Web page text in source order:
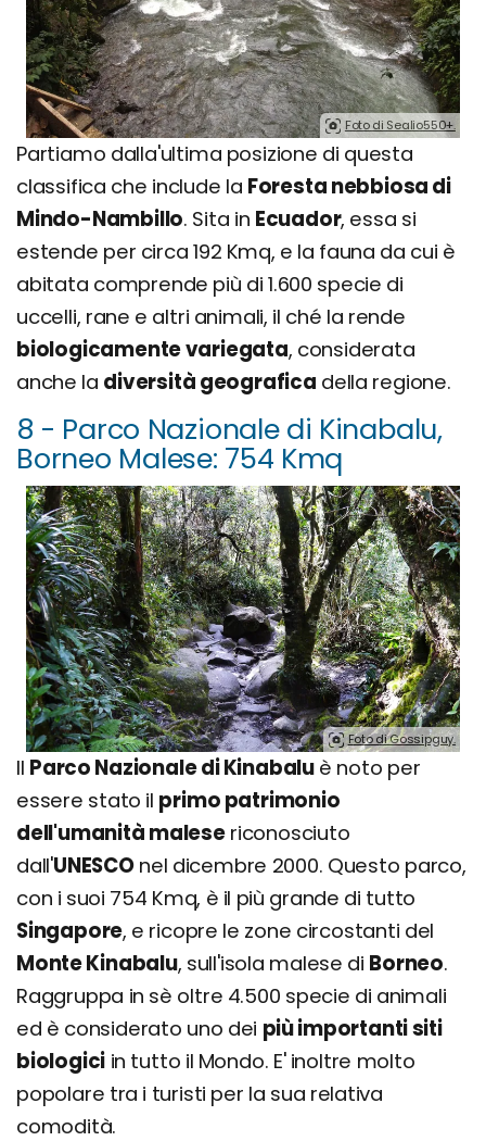
Foto di Sealio550+.
Partiamo dalla'ultima posizione di questa
classifica che include la Foresta nebbiosa di
Mindo-Nambillo. Sita in Ecuador, essa si
estende per circa 192 Kmq, e la fauna da cui è
abitata comprende più di 1.600 specie di
uccelli, rane e altri animali, il ché la rende
biologicamente variegata, considerata
anche la diversità geografica della regione.
8 - Parco Nazionale di Kinabalu,
Borneo Malese: 754 Kmq
Foto di Gossipguy.
Il Parco Nazionale di Kinabalu è noto per
essere stato il primo patrimonio
dell'umanità malesericonosciuto
dall'UNESCOnel dicembre 2000. Questo parco,
con i suoi 754 Kmq, è il più grande di tutto
Singapore, e ricopre le zone circostanti del
Monte Kinabalu, sull'isola malese di Borneo.
Raggruppa in sè oltre 4.500 specie di animali
ed è considerato uno dei più importanti siti
biologici in tutto il Mondo. E' inoltre molto
popolare tra i turisti per la sua relativa
comodità.